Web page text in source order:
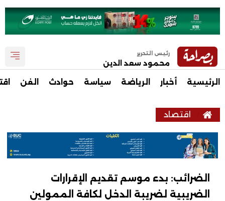
رئيس التحرير
محمود سعد الدين
الرئيسية أخبار الرياضة سياسة حوادث الفن
اقتصاد
الضرائب: بدء موسم تقديم الإقرارات
الضريبية لضريبة الدخل لكافة الممولين